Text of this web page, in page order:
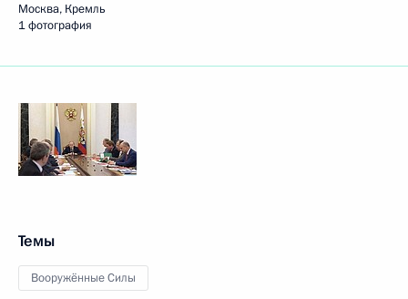
Москва, Кремль
1 фотография
Темы
Вооружённые Силы